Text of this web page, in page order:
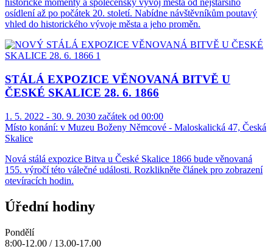
historické momenty a společenský vývoj města od nejstaršího
osídlení až po počátek 20. století. Nabídne návštěvníkům poutavý
vhled do historického vývoje města a jeho proměn.
STÁLÁ EXPOZICE VĚNOVANÁ BITVĚ U
ČESKÉ SKALICE 28. 6. 1866
1. 5. 2022 - 30. 9. 2030 začátek od 00:00
Místo konání: v Muzeu Boženy Němcové - Maloskalická 47, Česká
Skalice
Nová stálá expozice Bitva u České Skalice 1866 bude věnovaná
155. výročí této válečné události. Rozklikněte článek pro zobrazení
otevíracích hodin.
Úřední hodiny
Pondělí
8:00-12.00 / 13.00-17.00